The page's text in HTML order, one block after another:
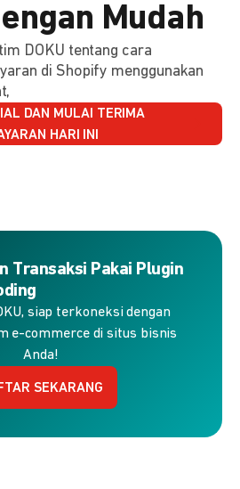
Mudah
DOKU tentang cara
di Shopify menggunakan
DAN MULAI TERIMA
HARI INI
Transaksi Pakai Plugin
siap terkoneksi dengan
e-commerce di situs bisnis
Anda!
SEKARANG